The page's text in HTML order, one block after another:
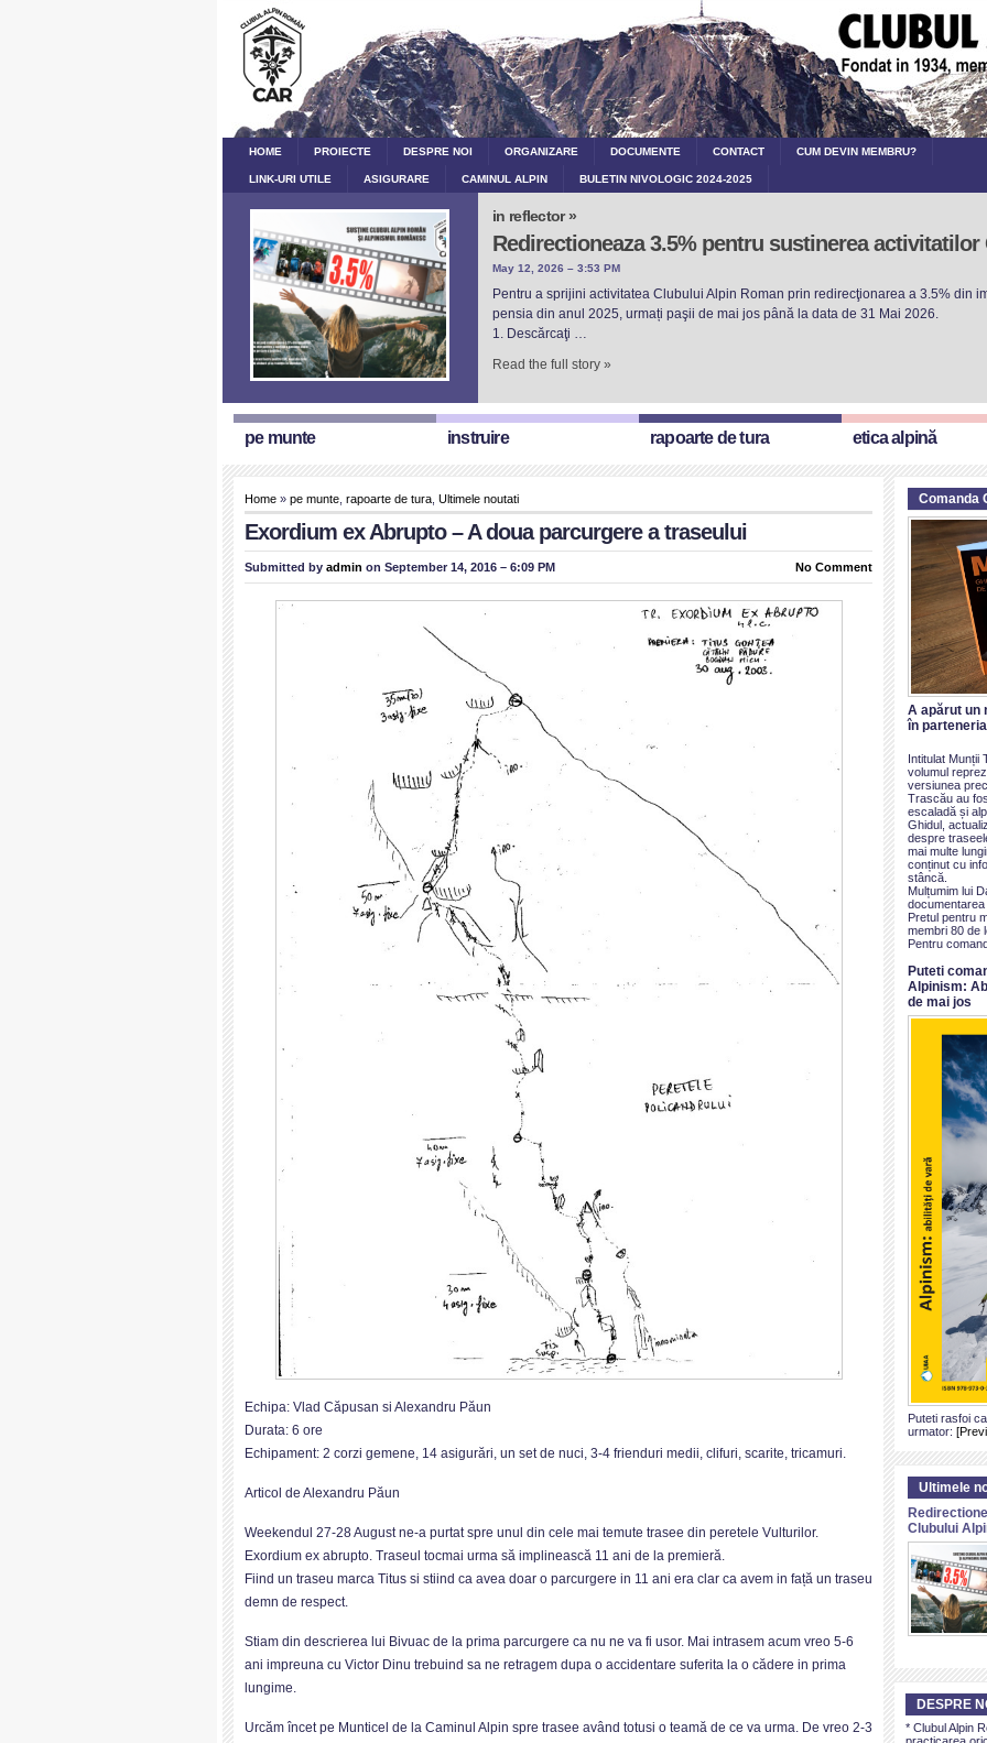
HOME PROIECTE DESPRE NOI ORGANIZARE DOCUMENTE CONTACT CUM DEVIN MEMBRU?
LINK-URI UTILE ASIGURARE CAMINUL ALPIN BULETIN NIVOLOGIC 2024-2025
in reflector »
Redirectioneaza 3.5% pentru sustinerea
May 12, 2026 – 3:53 PM
Pentru a sprijini activitatea Clubului Alpin Roman prin redirecţionarea a 3.5% din
pensia din anul 2025, urmați paşii de mai jos până la data de 31 Mai 2026.
1. Descărcaţi …
Read the full story »
pe munte instruire rapoarte de tura etica alpină
Home » pe munte rapoarte de tura Ultimele noutati
Exordium ex Abrupto – A doua parcurgere a traseului
Submitted by admin on September 14, 2016 – 6:09 PM No Comment
Echipa: Vlad Căpusan si Alexandru Păun
Durata: 6 ore
Echipament: 2 corzi gemene, 14 asigurări, un set de nuci, 3-4 frienduri medii, clifuri, scarite, tricamuri.
Articol de Alexandru Păun
Weekendul 27-28 August ne-a purtat spre unul din cele mai temute trasee din peretele Vulturilor.
Exordium ex abrupto. Traseul tocmai urma să implinească 11 ani de la premieră.
Fiind un traseu marca Titus si stiind ca avea doar o parcurgere in 11 ani era clar ca avem in față un traseu
demn de respect.
Stiam din descrierea lui Bivuac de la prima parcurgere ca nu ne va fi usor. Mai intrasem acum vreo 5-6
ani impreuna cu Victor Dinu trebuind sa ne retragem dupa o accidentare suferita la o cădere in prima
lungime.
Urcăm încet pe Munticel de la Caminul Alpin spre trasee având totusi o teamă de ce va urma. De vreo 2-3
Comanda
A apărut un
în
Intitulat Munții
volumul
versiunea
Trascău au
escaladă și
Ghidul,
despre
mai multe
conținut cu
stâncă.
Mulțumim lui
Pretul pentru
membri 80 de
Pentru
Puteti
Alpinism:
de mai jos
Puteti rasfoi
urmator:
Ultimele
Clubului
DESPRE
* Clubul Alpin